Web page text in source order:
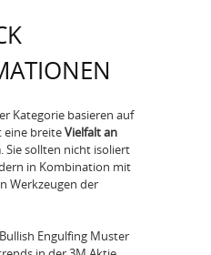
Kategorie basieren auf
eine breiteVielfalt an
. Sie sollten nicht isoliert
in Kombination mit
Werkzeugen der
Engulfing Muster